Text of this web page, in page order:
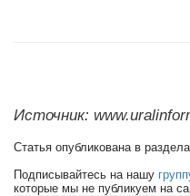
Источник:
Статья опубликована в
Подписывайтесь на нашу
которые мы не публикуем на